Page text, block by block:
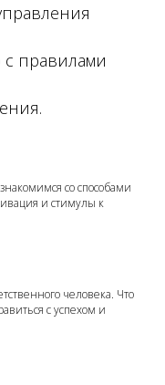
с правилами
со способами
и стимулы к
человека. Что
с успехом и